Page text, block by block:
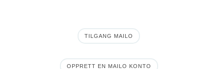
TILGANG MAILO
OPPRETT EN MAILO KONTO